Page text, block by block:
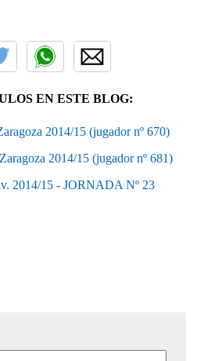
EN ESTE BLOG:
2014/15 (jugador nº 670)
2014/15 (jugador nº 681)
2014/15 - JORNADA Nº 23